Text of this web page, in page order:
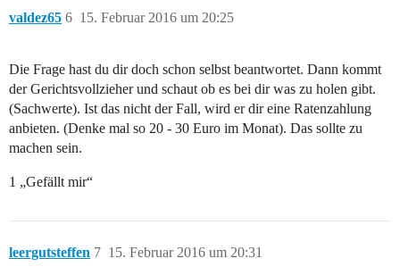
valdez65 15. Februar 2016 um 20:25
6
Die Frage hast du dir doch schon selbst beantwortet. Dann kommt
der Gerichtsvollzieher und schaut ob es bei dir was zu holen gibt.
(Sachwerte). Ist das nicht der Fall, wird er dir eine Ratenzahlung
anbieten. (Denke mal so 20 - 30 Euro im Monat). Das sollte zu
machen sein.
1 „Gefällt mir“
leergutsteffen 15. Februar 2016 um 20:31
7